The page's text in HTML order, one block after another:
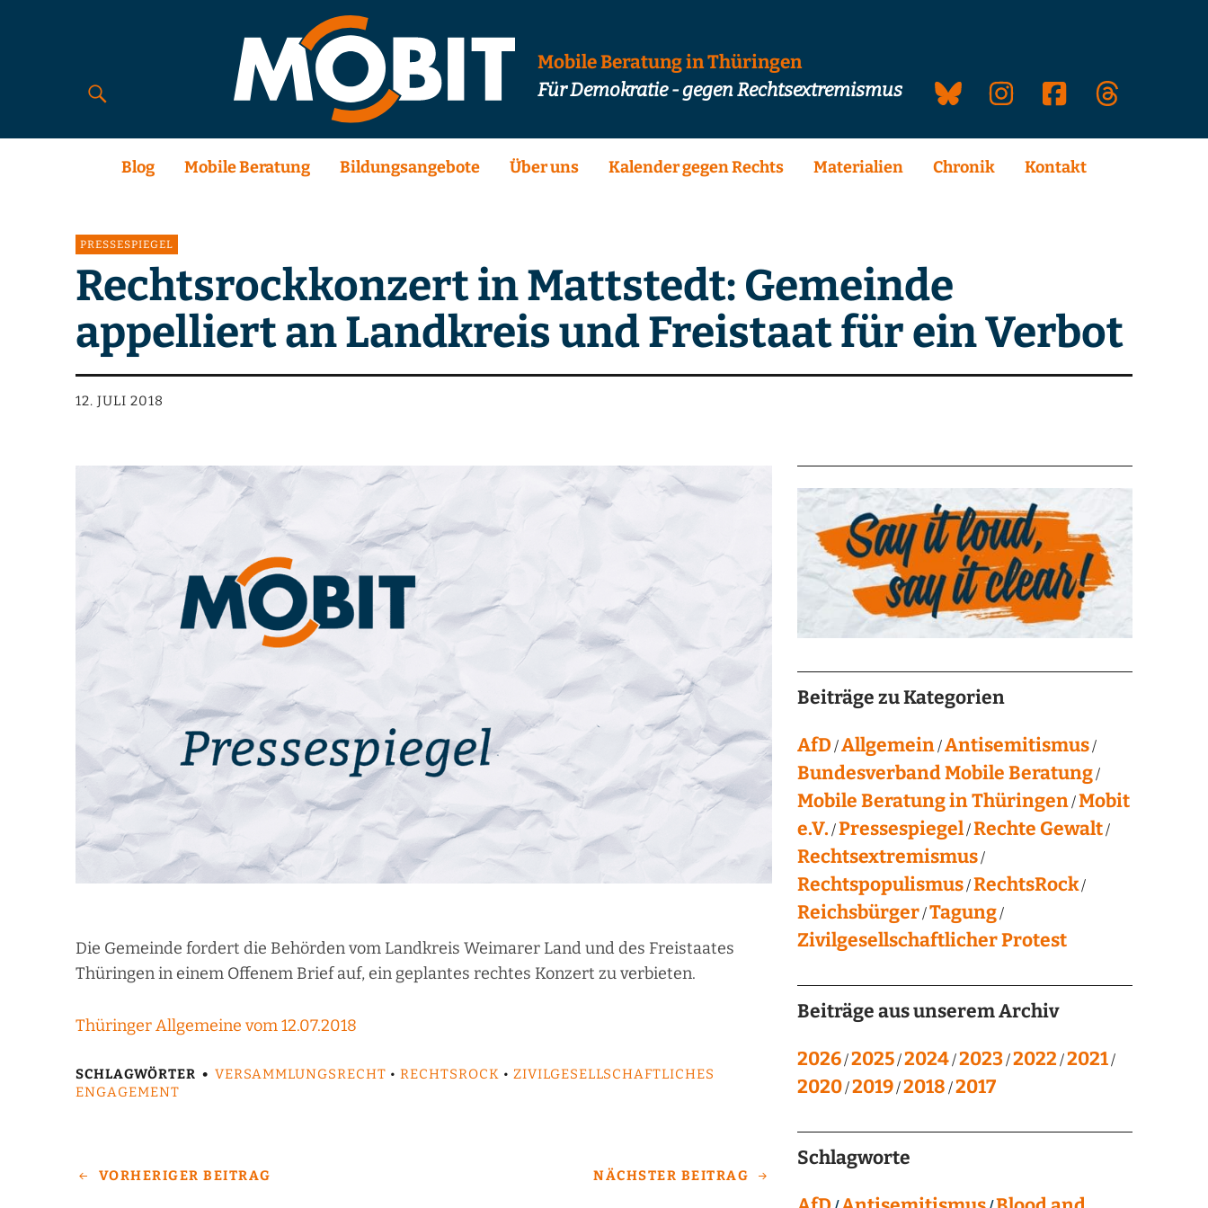
Mobile Beratung in Thüringen
Für Demokratie - gegen Rechtsextremismus
Blog Mobile Beratung Bildungsangebote Über uns Kalender gegen Rechts Materialien Chronik Kontakt
PRESSESPIEGEL
Rechtsrockkonzert in Mattstedt: Gemeinde
appelliert an Landkreis und Freistaat für ein Verbot
12. JULI 2018
Die Gemeinde fordert die Behörden vom Landkreis Weimarer Land und des Freistaates
Thüringen in einem Offenem Brief auf, ein geplantes rechtes Konzert zu verbieten.
Thüringer Allgemeine vom 12.07.2018
SCHLAGWÖRTER VERSAMMLUNGSRECHT • RECHTSROCK • ZIVILGESELLSCHAFTLICHES
ENGAGEMENT
VORHERIGER BEITRAG NÄCHSTER BEITRAG
Beiträge zu Kategorien
AfD Allgemein Antisemitismus
Bundesverband Mobile Beratung
Mobile Beratung in Thüringen Mobit
e.V. Pressespiegel Rechte Gewalt
Rechtsextremismus
Rechtspopulismus RechtsRock
Reichsbürger Tagung
Zivilgesellschaftlicher Protest
Beiträge aus unserem Archiv
2026 2025 2024 2023 2022 2021
2020 2019 2018 2017
Schlagworte